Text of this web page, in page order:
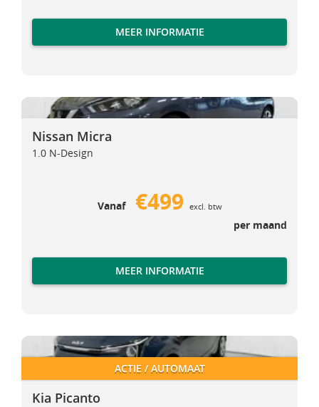
MEER INFORMATIE
Nissan Micra
Nissan Micra
Nissan Micra
1.0 N-Design
Vanaf €499 excl. btw
per maand
MEER INFORMATIE
Kia Picanto
Kia Picanto
ACTIE / AUTOMAAT
Kia Picanto